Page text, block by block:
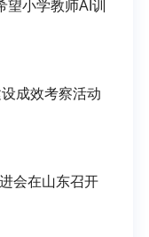
望小学教师AI训
成效考察活动
会在山东召开